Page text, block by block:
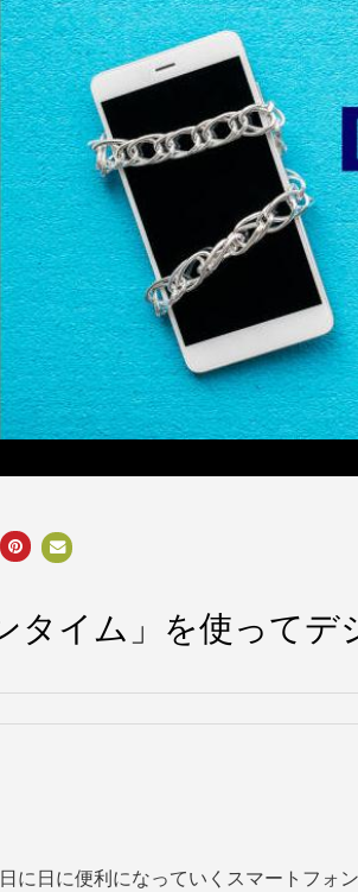
タイム」を使ってデ
に日に便利になっていくスマートフォ